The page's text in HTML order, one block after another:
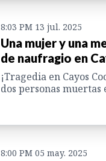
8:03 PM 13 jul. 2025
Una mujer y una
de naufragio en
¡Tragedia en Cayos
dos personas muertas
8:00 PM 05 may. 2025